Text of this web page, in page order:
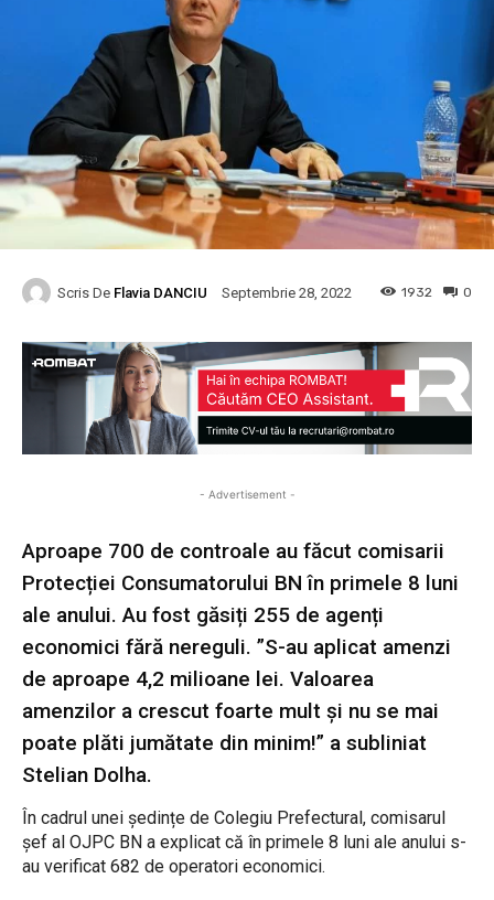
Scris De Flavia DANCIU Septembrie 28, 2022 0
1932
- Advertisement -
Aproape 700 de controale au făcut comisarii
Protecției Consumatorului BN în primele 8 luni
ale anului. Au fost găsiți 255 de agenți
economici fără nereguli. ”S-au aplicat amenzi
de aproape 4,2 milioane lei. Valoarea
amenzilor a crescut foarte mult și nu se mai
poate plăti jumătate din minim!” a subliniat
Stelian Dolha.
În cadrul unei ședințe de Colegiu Prefectural, comisarul
șef al OJPC BN a explicat că în primele 8 luni ale anului s-
au verificat 682 de operatori economici.